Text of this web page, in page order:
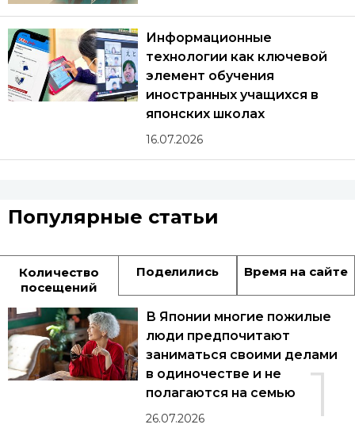
Информационные
технологии как ключевой
элемент обучения
иностранных учащихся в
японских школах
16.07.2026
Популярные статьи
Количество
посещений
Поделились Время на сайте
1
В Японии многие пожилые
люди предпочитают
заниматься своими делами
в одиночестве и не
полагаются на семью
26.07.2026